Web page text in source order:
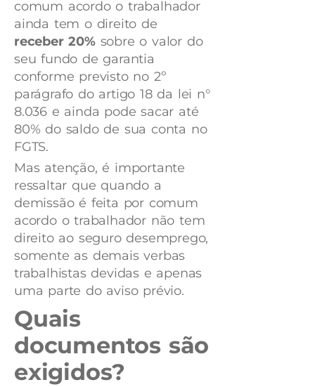
comum acordo o trabalhador
ainda tem o direito de
receber 20%sobre o valor do
seu fundo de garantia
conforme previsto no 2º
parágrafo do artigo 18 da lei n°
8.036 e ainda pode sacar até
80% do saldo de sua conta no
FGTS.
Mas atenção, é importante
ressaltar que quando a
demissão é feita por comum
acordo o trabalhador não tem
direito ao seguro desemprego,
somente as demais verbas
trabalhistas devidas e apenas
uma parte do aviso prévio.
Quais
documentos são
exigidos?